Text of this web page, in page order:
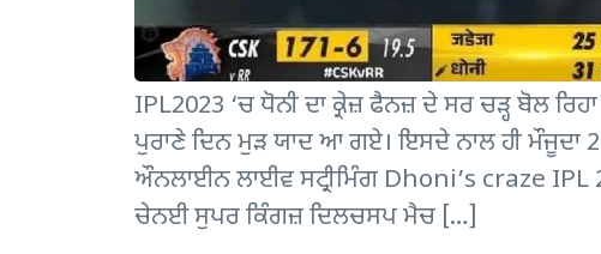
IPL2023 ‘ਚ ਧੋਨੀ ਦਾ ਕ੍ਰੇਜ਼ ਫੈਨਜ਼ ਦੇ ਸਰ ਚੜ੍ਹ ਬੋਲ
ਪੁਰਾਣੇ ਦਿਨ ਮੁੜ ਯਾਦ ਆ ਗਏ। ਇਸਦੇ ਨਾਲ ਹੀ ਮੌਜੂਦਾ
ਔਨਲਾਈਨ ਲਾਈਵ ਸਟ੍ਰੀਮਿੰਗ Dhoni’s craze IPL
ਚੇਨਈ ਸੁਪਰ ਕਿੰਗਜ਼ ਦਿਲਚਸਪ ਮੈਚ […]